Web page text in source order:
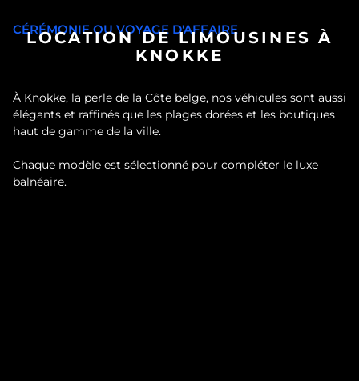
CÉRÉMONIE OU VOYAGE D'AFFAIRE
LOCATION DE LIMOUSINES À
KNOKKE
À Knokke, la perle de la Côte belge, nos véhicules sont aussi
élégants et raffinés que les plages dorées et les boutiques
haut de gamme de la ville.
Chaque modèle est sélectionné pour compléter le luxe
balnéaire.